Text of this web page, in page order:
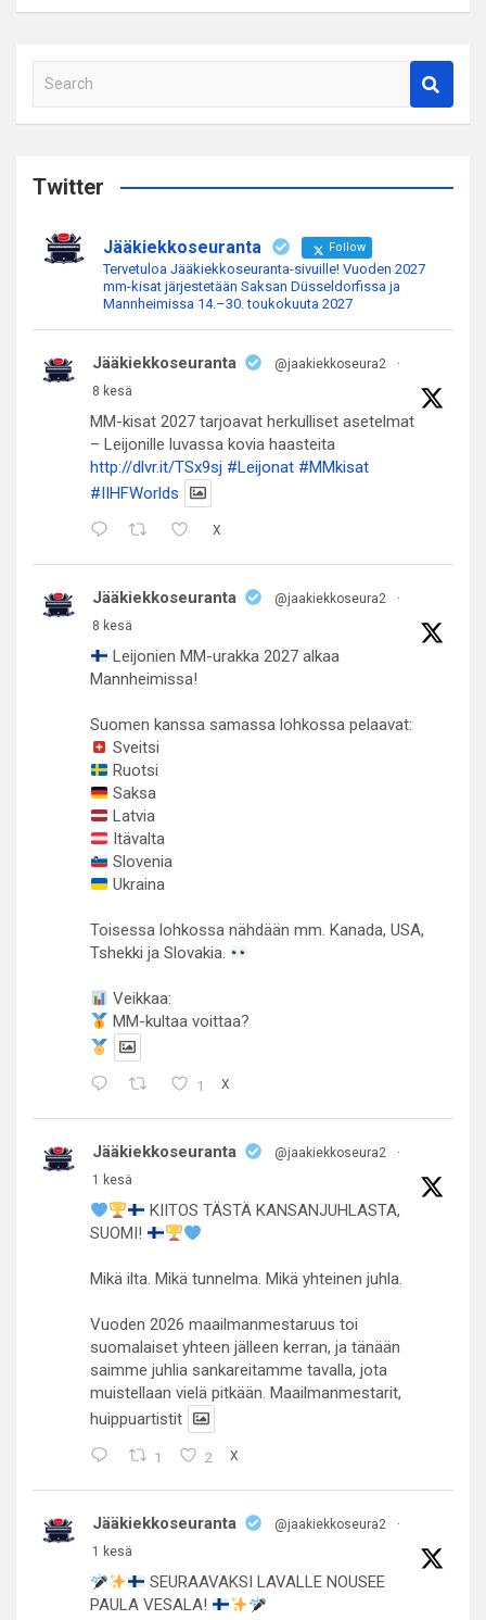
a
c
Twitter
Jääkiekkoseuranta Follow
Tervetuloa Jääkiekkoseuranta-sivuille! Vuoden 2027
mm-kisat järjestetään Saksan Düsseldorfissa ja
Mannheimissa 14.–30. toukokuuta 2027
Jääkiekkoseuranta @jaakiekkoseura2
·
8 kesä
MM-kisat 2027 tarjoavat herkulliset asetelmat
– Leijonille luvassa kovia haasteita
http://dlvr.it/TSx9sj #Leijonat #MMkisat
#IIHFWorlds
X
Jääkiekkoseuranta @jaakiekkoseura2
·
8 kesä
Leijonien MM-urakka 2027 alkaa
Mannheimissa!
Suomen kanssa samassa lohkossa pelaavat:
Sveitsi
Ruotsi
Saksa
Latvia
Itävalta
Slovenia
Ukraina
Toisessa lohkossa nähdään mm. Kanada, USA,
Tshekki ja Slovakia.
Veikkaa:
MM-kultaa voittaa?
1 X
Jääkiekkoseuranta @jaakiekkoseura2
·
1 kesä
KIITOS TÄSTÄ KANSANJUHLASTA,
SUOMI!
Mikä ilta. Mikä tunnelma. Mikä yhteinen juhla.
Vuoden 2026 maailmanmestaruus toi
suomalaiset yhteen jälleen kerran, ja tänään
saimme juhlia sankareitamme tavalla, jota
muistellaan vielä pitkään. Maailmanmestarit,
huippuartistit
1 2 X
Jääkiekkoseuranta @jaakiekkoseura2
·
1 kesä
SEURAAVAKSI LAVALLE NOUSEE
PAULA VESALA!